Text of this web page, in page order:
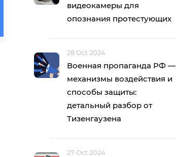
видеокамеры для
опознания протестующих
28 Oct 2024
Военная пропаганда РФ —
механизмы воздействия и
способы защиты:
детальный разбор от
Тизенгаузена
27 Oct 2024